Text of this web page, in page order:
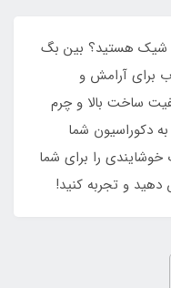
شیک هستید؟ بین بگ
برای آرامش و
ساخت بالا و چرم
دکوراسیون شما
را برای شما
دهید و تجربه کنید!